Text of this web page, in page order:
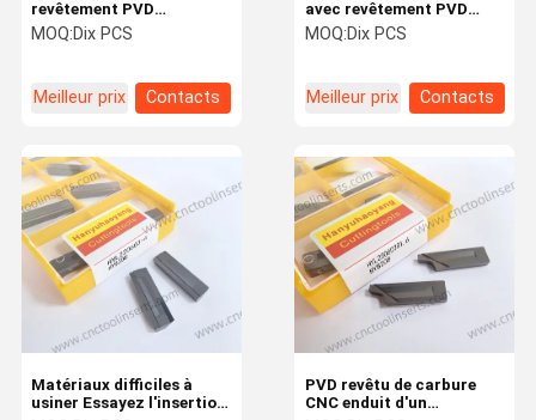
À La Maison
À Propos De
avec revêtement PVD
HYL150215-2 HYB208,
Adaptée aux matériaux
l'exception des alliages
haute température.
MOQ:Dix PCS
Meilleur prix Contacts
revêtement PVD
HYL140215-1 HYB208
Gris Adapté aux
usiner Alliages à haute
température
MOQ:Dix PCS
Meilleur prix Contacts
PVD revêtu de carbure
CNC enduit d'un
Matériaux difficiles à
usiner Essayez l'insertion